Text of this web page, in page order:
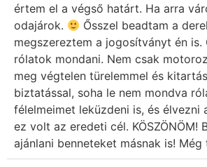
értem el a végső határt. Ha arra
odajárok.
Ősszel beadtam a
megszereztem a jogosítványt én
rólatok mondani. Nem csak
meg végtelen türelemmel és
biztatással, soha le nem mondva
félelmeimet leküzdeni is, és élvezni
ez volt az eredeti cél. KÖSZÖNÖM!
ajánlani benneteket másnak is! Még